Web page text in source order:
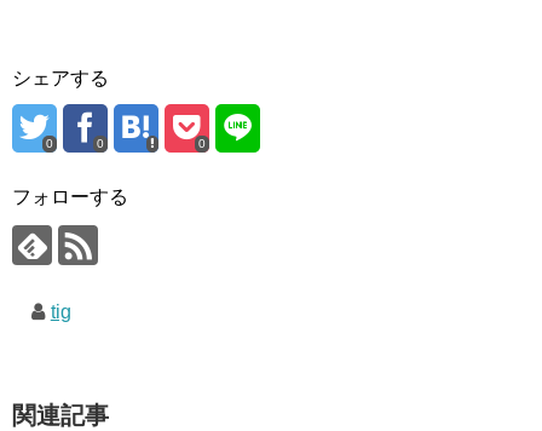
シェアする
0 0 0
フォローする
tig
関連記事